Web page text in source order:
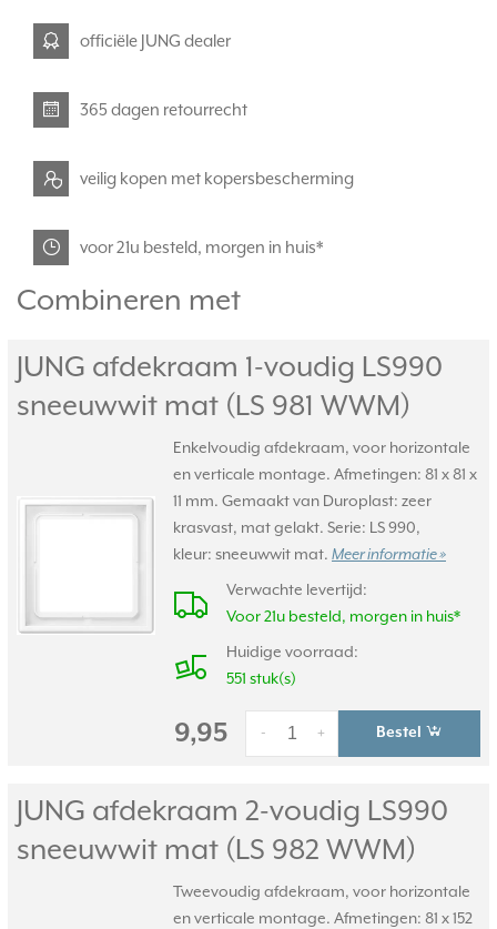
officiële JUNG dealer
365 dagen retourrecht
veilig kopen met kopersbescherming
voor 21u besteld, morgen in huis*
Combineren met
JUNG afdekraam 1-voudig LS990
sneeuwwit mat (LS 981 WWM)
Enkelvoudig afdekraam, voor horizontale
en verticale montage. Afmetingen: 81 x 81 x
11 mm. Gemaakt van Duroplast: zeer
krasvast, mat gelakt. Serie: LS 990,
kleur: sneeuwwit mat. Meer informatie »
Verwachte levertijd:
Voor 21u besteld, morgen in huis*
Huidige voorraad:
551 stuk(s)
9,95 +
- Bestel
JUNG afdekraam 2-voudig LS990
sneeuwwit mat (LS 982 WWM)
Tweevoudig afdekraam, voor horizontale
en verticale montage. Afmetingen: 81 x 152